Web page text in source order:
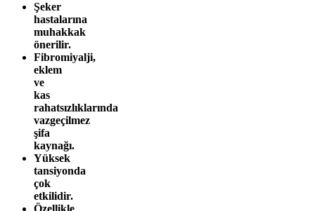
Şeker
hastalarına
muhakkak
önerilir.
Fibromiyalji,
eklem
ve
kas
rahatsızlıklarında
vazgeçilmez
şifa
kaynağı.
Yüksek
tansiyonda
çok
etkilidir.
Özellikle